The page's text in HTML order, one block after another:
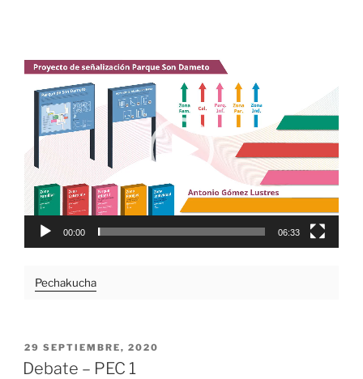
Reproductor
de
vídeo
00:00 06:33
Pechakucha
PUBLICADO
EL
29 SEPTIEMBRE, 2020
Debate – PEC 1